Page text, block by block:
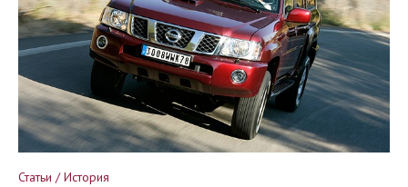
Статьи / История